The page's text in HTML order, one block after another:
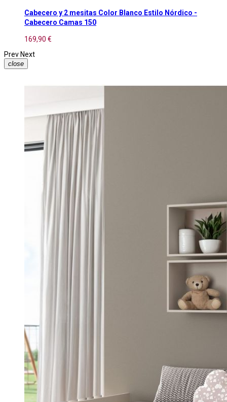
Cabecero y 2 mesitas Color Blanco Estilo Nórdico -
Cabecero Camas 150
169,90 €
Prev Next
close